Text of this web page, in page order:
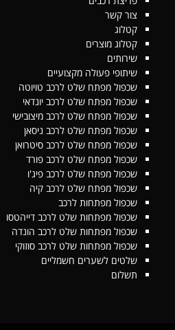
צור קשר
קטלוג
קטלוג מוצרים
שירותים
שיתופי פעולה מקצועיים
שכפול מפתח שלט לרכב טויוטה
שכפול מפתח שלט לרכב יונדאי
שכפול מפתח שלט לרכב מיצובישי
שכפול מפתח שלט לרכב ניסאן
שכפול מפתח שלט לרכב סיטרואן
שכפול מפתח שלט לרכב פורד
שכפול מפתח שלט לרכב פיג'ו
שכפול מפתח שלט לרכב קיה
שכפול מפתחות לרכב
שכפול מפתחות שלט לרכב דייהטסו
שכפול מפתחות שלט לרכב הונדה
שכפול מפתחות שלט לרכב סוזוקי
שלטים לשערים חשמליים
תשלום